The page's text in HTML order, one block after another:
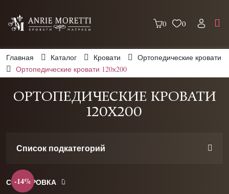
0 0
Главная Каталог Кровати
Ортопедические кровати
Ортопедические кровати 120х200
ОРТОПЕДИЧЕСКИЕ КРОВАТИ
120Х200
Список подкатегорий
СОРТИРОВКА
-14%